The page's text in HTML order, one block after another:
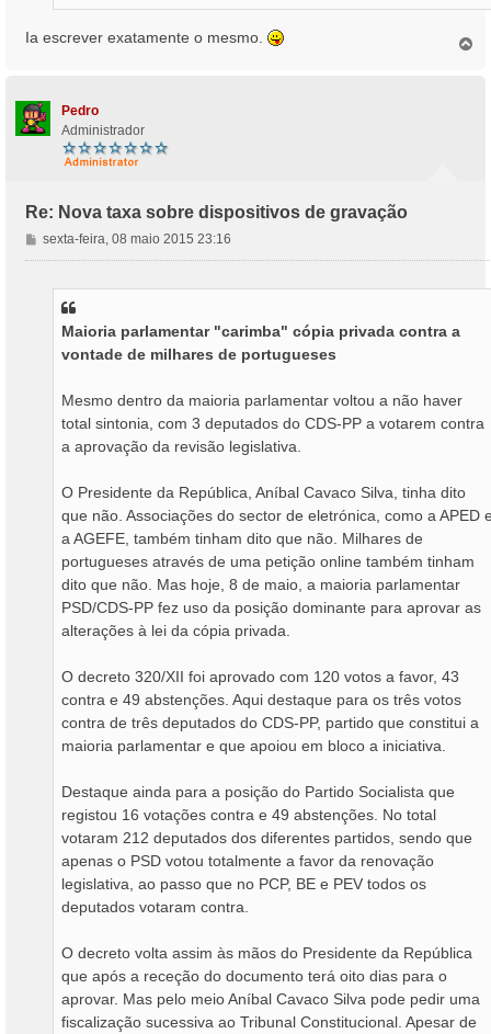
Ia escrever exatamente o mesmo.
Pedro
Administrador
Re: Nova taxa sobre dispositivos de gravação
M
e
sexta-feira, 08 maio 2015 23:16
Maioria parlamentar "carimba" cópia privada contra a
vontade de milhares de portugueses
Mesmo dentro da maioria parlamentar voltou a não haver
total sintonia, com 3 deputados do CDS-PP a votarem contra
a aprovação da revisão legislativa.
O Presidente da República, Aníbal Cavaco Silva, tinha dito
que não. Associações do sector de eletrónica, como a APED
a AGEFE, também tinham dito que não. Milhares de
portugueses através de uma petição online também tinham
dito que não. Mas hoje, 8 de maio, a maioria parlamentar
PSD/CDS-PP fez uso da posição dominante para aprovar as
alterações à lei da cópia privada.
O decreto 320/XII foi aprovado com 120 votos a favor, 43
contra e 49 abstenções. Aqui destaque para os três votos
contra de três deputados do CDS-PP, partido que constitui a
maioria parlamentar e que apoiou em bloco a iniciativa.
Destaque ainda para a posição do Partido Socialista que
registou 16 votações contra e 49 abstenções. No total
votaram 212 deputados dos diferentes partidos, sendo que
apenas o PSD votou totalmente a favor da renovação
legislativa, ao passo que no PCP, BE e PEV todos os
deputados votaram contra.
O decreto volta assim às mãos do Presidente da República
que após a receção do documento terá oito dias para o
aprovar. Mas pelo meio Aníbal Cavaco Silva pode pedir uma
fiscalização sucessiva ao Tribunal Constitucional. Apesar de